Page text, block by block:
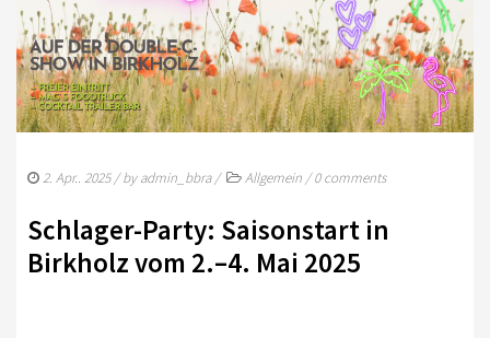
KURSÜBERSICHT 2026 – EWU BERLIN-
BRANDENBURG
WESTERNREITER ONLINE
TURNIERSPORT
KADER
JUGENDKADER
2. Apr.. 2025/ byadmin_bbra/ Allgemein /0 comments
Schlager-Party: Saisonstart in
Birkholz vom 2.–4. Mai 2025